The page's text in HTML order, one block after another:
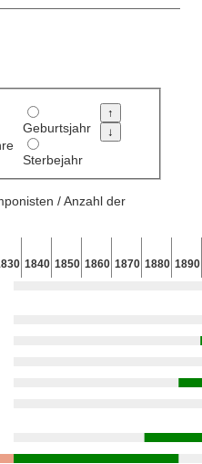
Geburtsjahr
Sterbejahr
/ Anzahl der
1840 1850 1860 1870 1880 1890